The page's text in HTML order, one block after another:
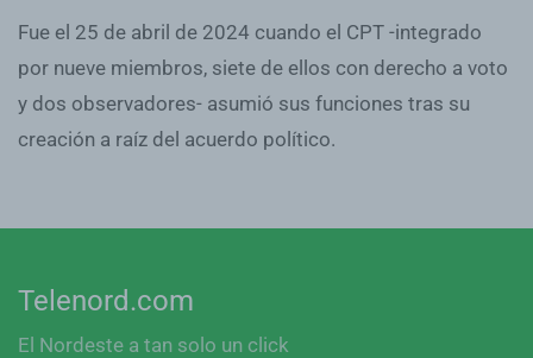
Fue el 25 de abril de 2024 cuando el CPT -integrado
por nueve miembros, siete de ellos con derecho a voto
y dos observadores- asumió sus funciones tras su
creación a raíz del acuerdo político.
Telenord.com
El Nordeste a tan solo un click